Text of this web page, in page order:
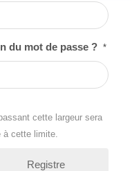
du mot de passe ? *
cette largeur sera
à cette limite.
Registre